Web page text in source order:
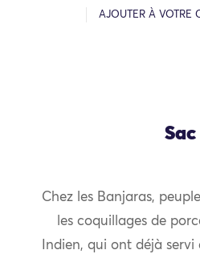
AJOUTER À VOTRE
Sac
Chez les Banjaras,
les coquillages de
Indien, qui ont déjà